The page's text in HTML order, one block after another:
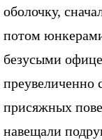
оболочку,
потом
безусыми
присяжных
навещали